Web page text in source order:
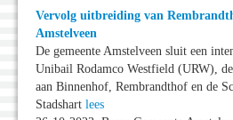
Vervolg uitbreiding van
Amstelveen
De gemeente Amstelveen sluit een
Unibail Rodamco Westfield (URW),
aan Binnenhof, Rembrandthof en de
Stadshart lees